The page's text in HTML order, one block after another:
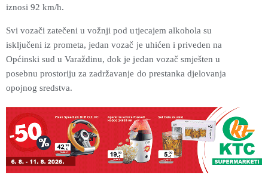
iznosi 92 km/h.
Svi vozači zatečeni u vožnji pod utjecajem alkohola su
isključeni iz prometa, jedan vozač je uhićen i priveden na
Općinski sud u Varaždinu, dok je jedan vozač smješten u
posebnu prostoriju za zadržavanje do prestanka djelovanja
opojnog sredstva.